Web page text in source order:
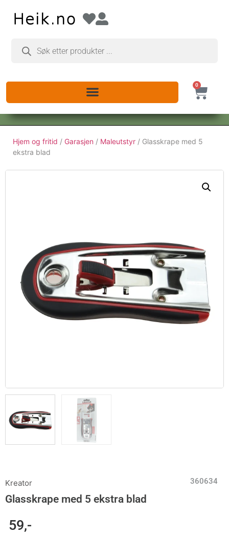
0
Hjem og fritid / Garasjen / Maleutstyr / Glasskrape med 5
ekstra blad
Kreator 360634
Glasskrape med 5 ekstra blad
59,-